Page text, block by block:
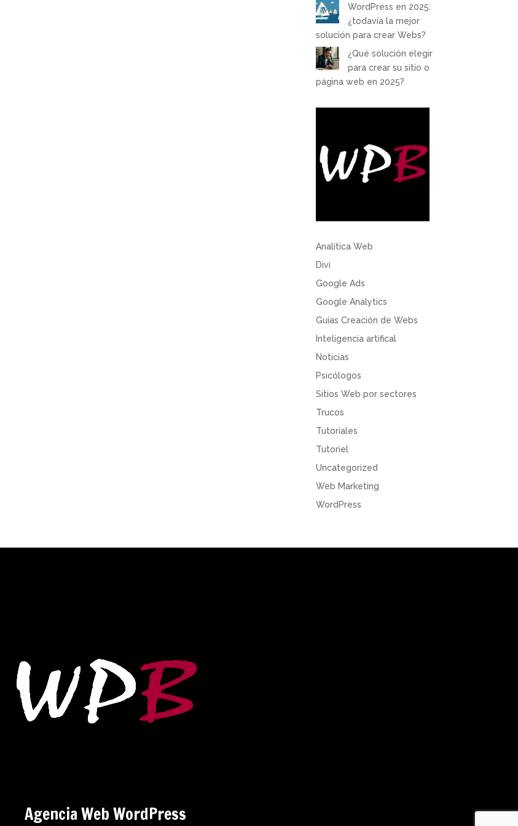
WordPress en 2025:
¿todavía la mejor
solución para crear Webs?
¿Qué solución elegir
para crear su sitio o
página web en 2025?
Analítica Web
Divi
Google Ads
Google Analytics
Guías Creación de Webs
Inteligencia artifical
Noticias
Psicólogos
Sitios Web por sectores
Trucos
Tutoriales
Tutoriel
Uncategorized
Web Marketing
WordPress
Agencia Web WordPress